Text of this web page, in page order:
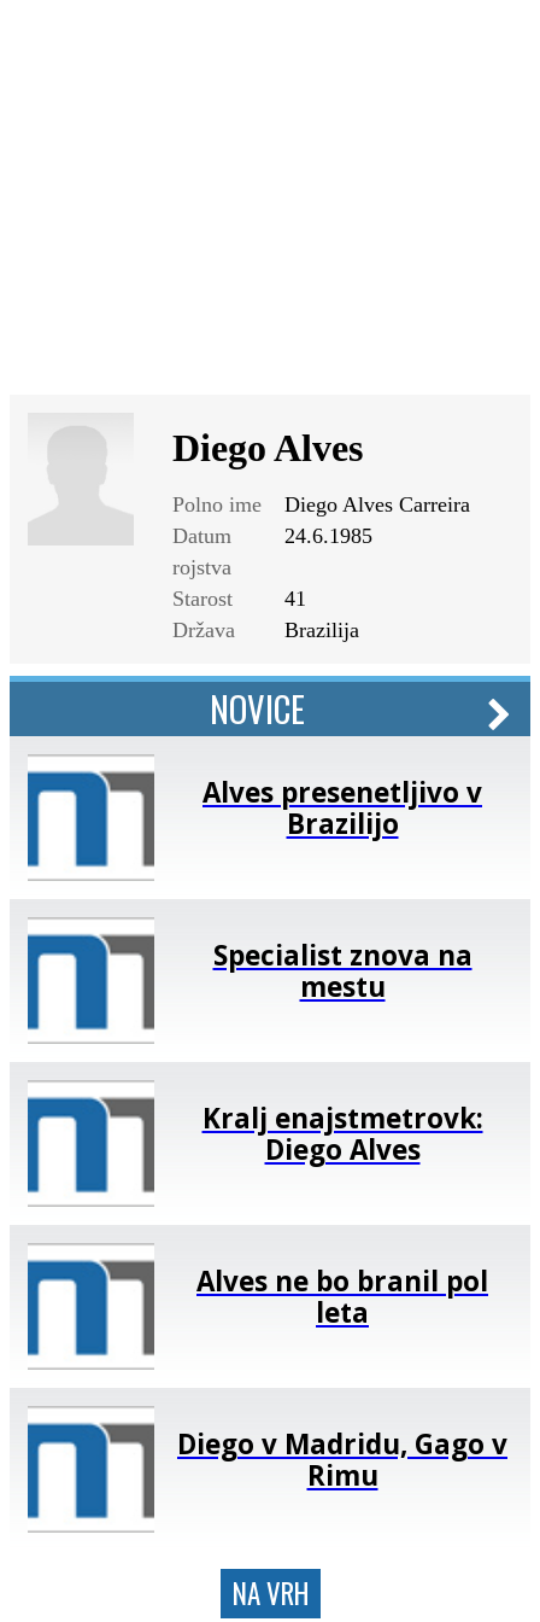
Diego Alves
Polno ime
Diego Alves Carreira
Datum
rojstva
24.6.1985
Starost
41
Država
Brazilija
NOVICE
Alves presenetljivo v
Brazilijo
Specialist znova na
mestu
Kralj enajstmetrovk:
Diego Alves
Alves ne bo branil pol
leta
Diego v Madridu, Gago v
Rimu
NA VRH